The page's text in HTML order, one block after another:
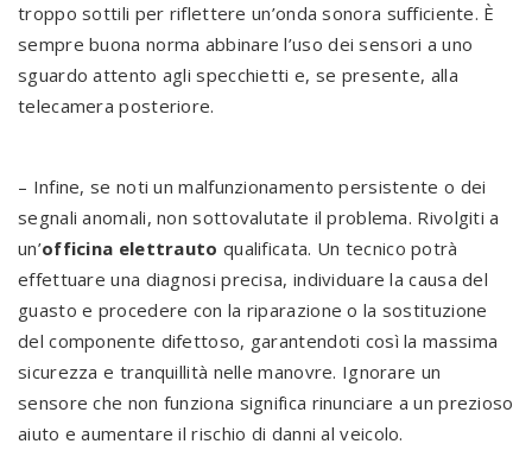
troppo sottili per riflettere un’onda sonora sufficiente. È
sempre buona norma abbinare l’uso dei sensori a uno
sguardo attento agli specchietti e, se presente, alla
telecamera posteriore.
– Infine, se noti un malfunzionamento persistente o dei
segnali anomali, non sottovalutate il problema. Rivolgiti a
un’officina elettrauto qualificata. Un tecnico potrà
effettuare una diagnosi precisa, individuare la causa del
guasto e procedere con la riparazione o la sostituzione
del componente difettoso, garantendoti così la massima
sicurezza e tranquillità nelle manovre. Ignorare un
sensore che non funziona significa rinunciare a un prezioso
aiuto e aumentare il rischio di danni al veicolo.